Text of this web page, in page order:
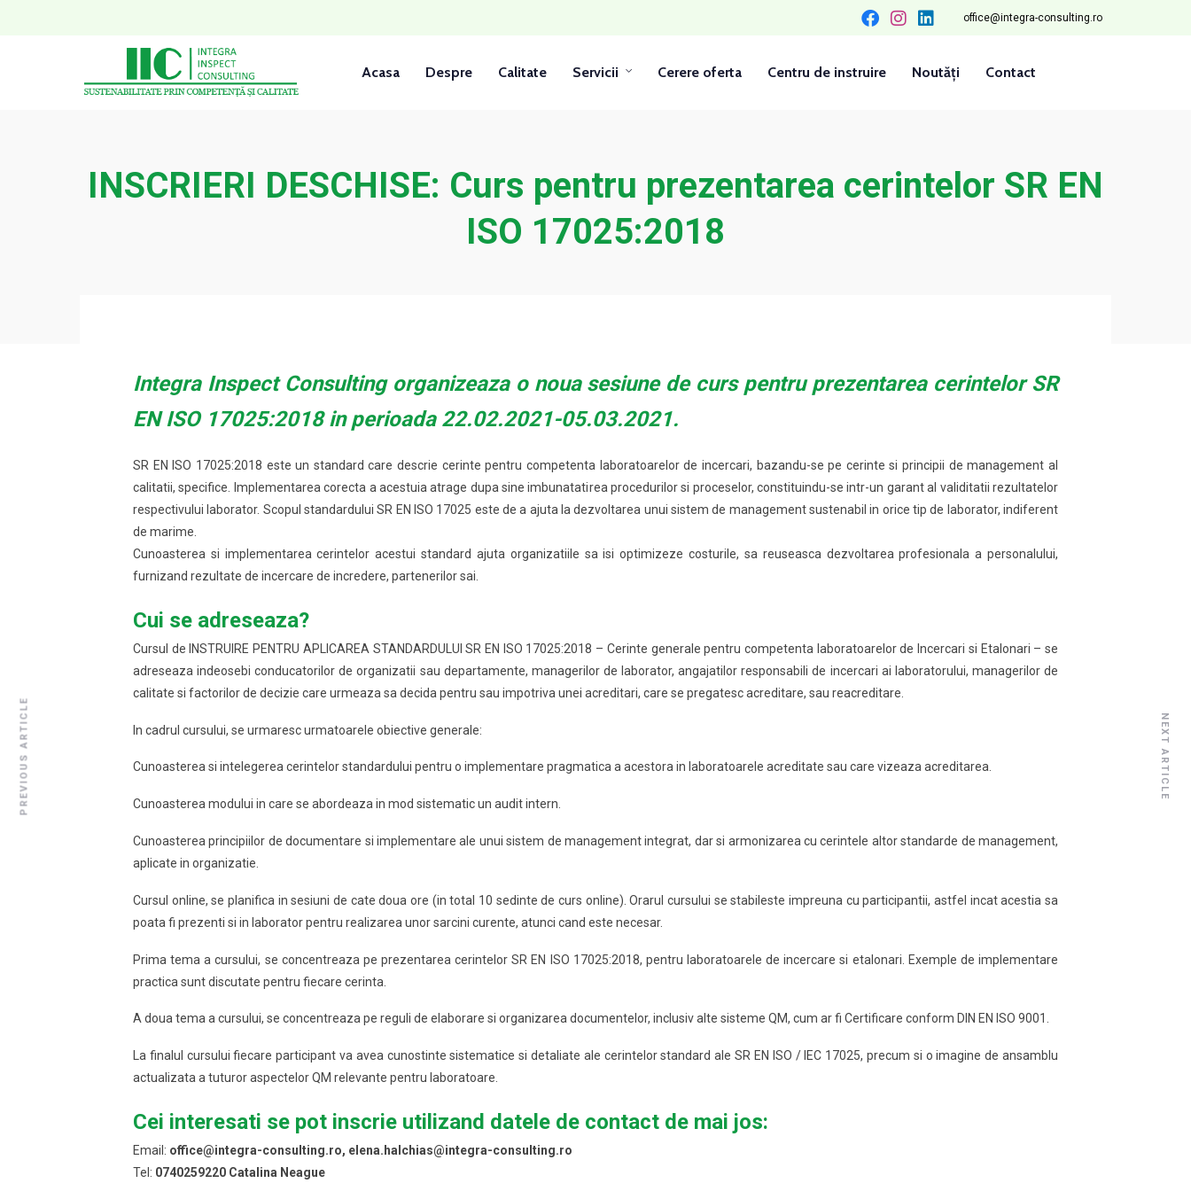
office@integra-consulting.ro
Acasa Despre Calitate Servicii Cerere oferta Centru de instruire Noutăți Contact
INSCRIERI DESCHISE: Curs pentru prezentarea cerintelor SR EN
ISO 17025:2018
Integra Inspect Consulting organizeaza o noua sesiune de curs pentru prezentarea cerintelor SR
EN ISO 17025:2018 in perioada 22.02.2021-05.03.2021.
SR EN ISO 17025:2018 este un standard care descrie cerinte pentru competenta laboratoarelor de incercari, bazandu-se pe cerinte si principii de management al
calitatii, specifice. Implementarea corecta a acestuia atrage dupa sine imbunatatirea procedurilor si proceselor, constituindu-se intr-un garant al validitatii rezultatelor
respectivului laborator. Scopul standardului SR EN ISO 17025 este de a ajuta la dezvoltarea unui sistem de management sustenabil in orice tip de laborator, indiferent
de marime.
Cunoasterea si implementarea cerintelor acestui standard ajuta organizatiile sa isi optimizeze costurile, sa reuseasca dezvoltarea profesionala a personalului,
furnizand rezultate de incercare de incredere, partenerilor sai.
Cui se adreseaza?
Cursul de INSTRUIRE PENTRU APLICAREA STANDARDULUI SR EN ISO 17025:2018 – Cerinte generale pentru competenta laboratoarelor de Incercari si Etalonari – se
adreseaza indeosebi conducatorilor de organizatii sau departamente, managerilor de laborator, angajatilor responsabili de incercari ai laboratorului, managerilor de
calitate si factorilor de decizie care urmeaza sa decida pentru sau impotriva unei acreditari, care se pregatesc acreditare, sau reacreditare.
In cadrul cursului, se urmaresc urmatoarele obiective generale:
Cunoasterea si intelegerea cerintelor standardului pentru o implementare pragmatica a acestora in laboratoarele acreditate sau care vizeaza acreditarea.
Cunoasterea modului in care se abordeaza in mod sistematic un audit intern.
Cunoasterea principiilor de documentare si implementare ale unui sistem de management integrat, dar si armonizarea cu cerintele altor standarde de management,
aplicate in organizatie.
Cursul online, se planifica in sesiuni de cate doua ore (in total 10 sedinte de curs online). Orarul cursului se stabileste impreuna cu participantii, astfel incat acestia sa
poata fi prezenti si in laborator pentru realizarea unor sarcini curente, atunci cand este necesar.
Prima tema a cursului, se concentreaza pe prezentarea cerintelor SR EN ISO 17025:2018, pentru laboratoarele de incercare si etalonari. Exemple de implementare
practica sunt discutate pentru fiecare cerinta.
A doua tema a cursului, se concentreaza pe reguli de elaborare si organizarea documentelor, inclusiv alte sisteme QM, cum ar fi Certificare conform DIN EN ISO 9001.
La finalul cursului fiecare participant va avea cunostinte sistematice si detaliate ale cerintelor standard ale SR EN ISO / IEC 17025, precum si o imagine de ansamblu
actualizata a tuturor aspectelor QM relevante pentru laboratoare.
Cei interesati se pot inscrie utilizand datele de contact de mai jos:
Email: office@integra-consulting.ro, elena.halchias@integra-consulting.ro
Tel: 0740259220 Catalina Neague
PREVIOUS ARTICLE NEXT ARTICLE